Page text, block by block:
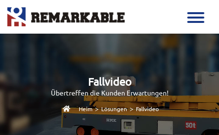
Fallvideo
Übertreffen die Kunden Erwartungen!
Heim > Lösungen > Fallvideo